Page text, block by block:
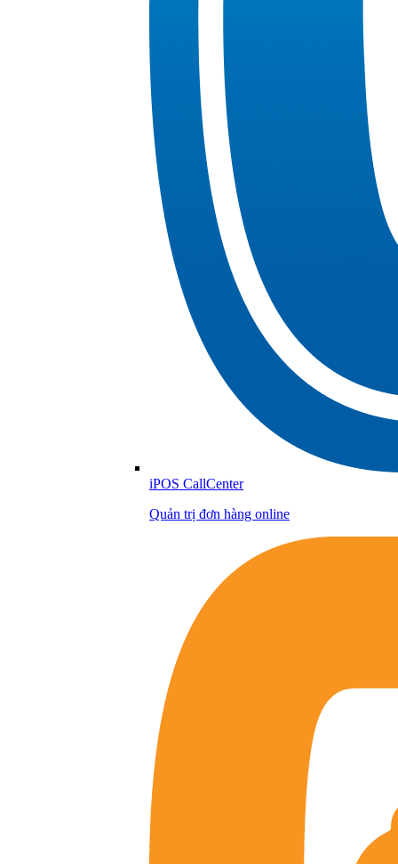
iPOS CallCenter
Quản trị đơn hàng online